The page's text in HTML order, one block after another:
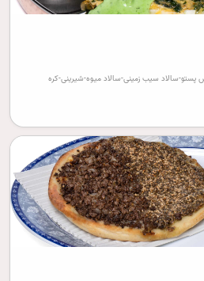
پستو-سالاد سیب زمینی-سالاد میوه-شیرینی-کره